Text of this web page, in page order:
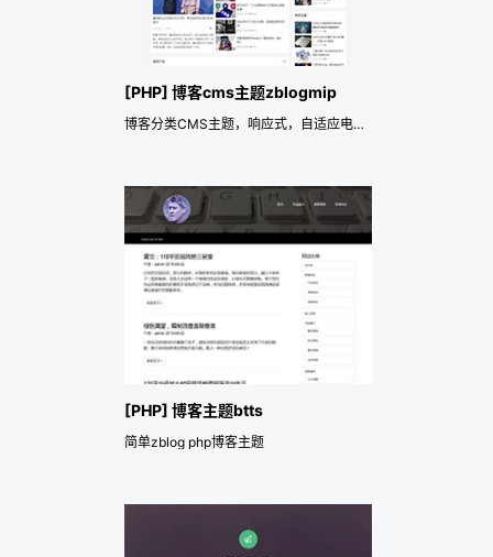
[PHP] 博客cms主题zblogmip
博客分类CMS主题，响应式，自适应电脑、手机、平板电脑。
[PHP] 博客主题btts
简单zblog php博客主题